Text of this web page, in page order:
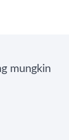
mungkin